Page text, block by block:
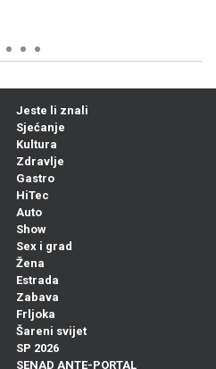
Jeste li znali
Sjećanje
Kultura
Zdravlje
Gastro
HiTec
Auto
Show
Sex i grad
Žena
Estrada
Zabava
Frljoka
Šareni svijet
SP 2026
SENAD ANTE-PORTAL